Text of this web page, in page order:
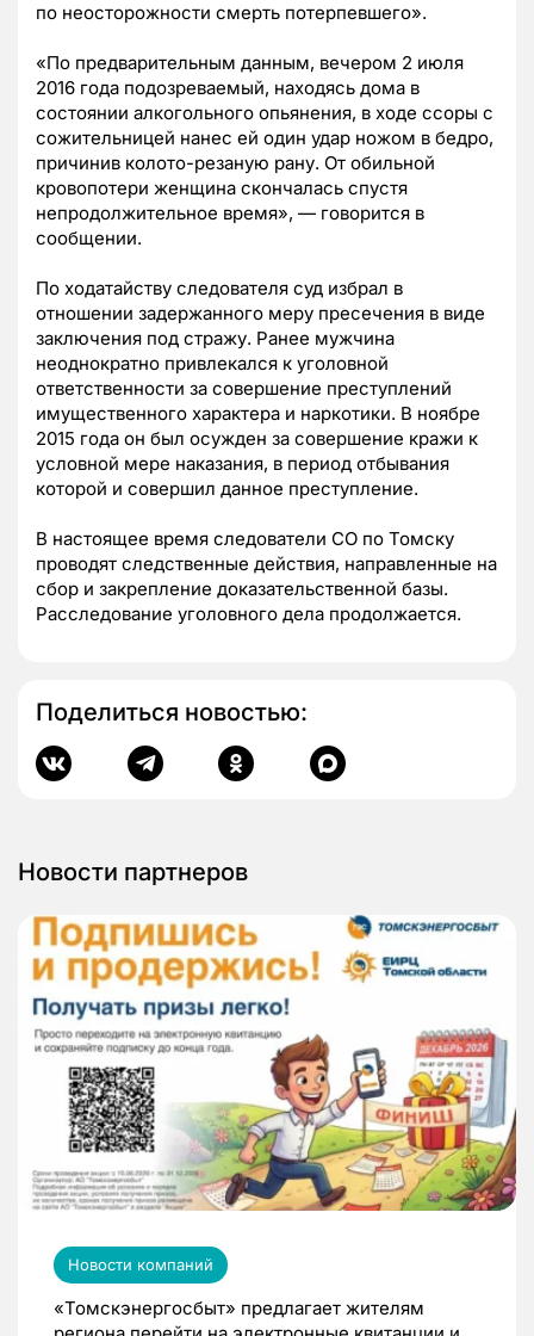
по неосторожности смерть потерпевшего».
«По предварительным данным, вечером 2 июля
2016 года подозреваемый, находясь дома в
состоянии алкогольного опьянения, в ходе ссоры с
сожительницей нанес ей один удар ножом в бедро,
причинив колото-резаную рану. От обильной
кровопотери женщина скончалась спустя
непродолжительное время», — говорится в
сообщении.
По ходатайству следователя суд избрал в
отношении задержанного меру пресечения в виде
заключения под стражу. Ранее мужчина
неоднократно привлекался к уголовной
ответственности за совершение преступлений
имущественного характера и наркотики. В ноябре
2015 года он был осужден за совершение кражи к
условной мере наказания, в период отбывания
которой и совершил данное преступление.
В настоящее время следователи СО по Томску
проводят следственные действия, направленные на
сбор и закрепление доказательственной базы.
Расследование уголовного дела продолжается.
Поделиться новостью:
Новости партнеров
Новости компаний
«Томскэнергосбыт» предлагает жителям